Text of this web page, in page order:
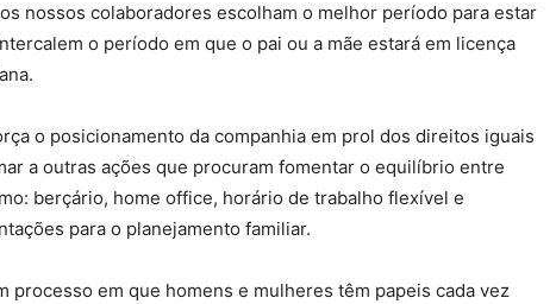
nossos colaboradores escolham o melhor período para estar
o período em que o pai ou a mãe estará em licença
o posicionamento da companhia em prol dos direitos iguais
a outras ações que procuram fomentar o equilíbrio entre
berçário, home office, horário de trabalho flexível e
para o planejamento familiar.
processo em que homens e mulheres têm papeis cada vez